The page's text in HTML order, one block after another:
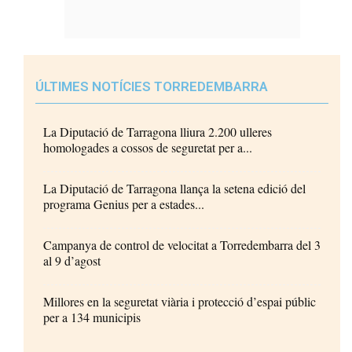
ÚLTIMES NOTÍCIES TORREDEMBARRA
La Diputació de Tarragona lliura 2.200 ulleres
homologades a cossos de seguretat per a...
La Diputació de Tarragona llança la setena edició del
programa Genius per a estades...
Campanya de control de velocitat a Torredembarra del 3
al 9 d’agost
Millores en la seguretat viària i protecció d’espai públic
per a 134 municipis